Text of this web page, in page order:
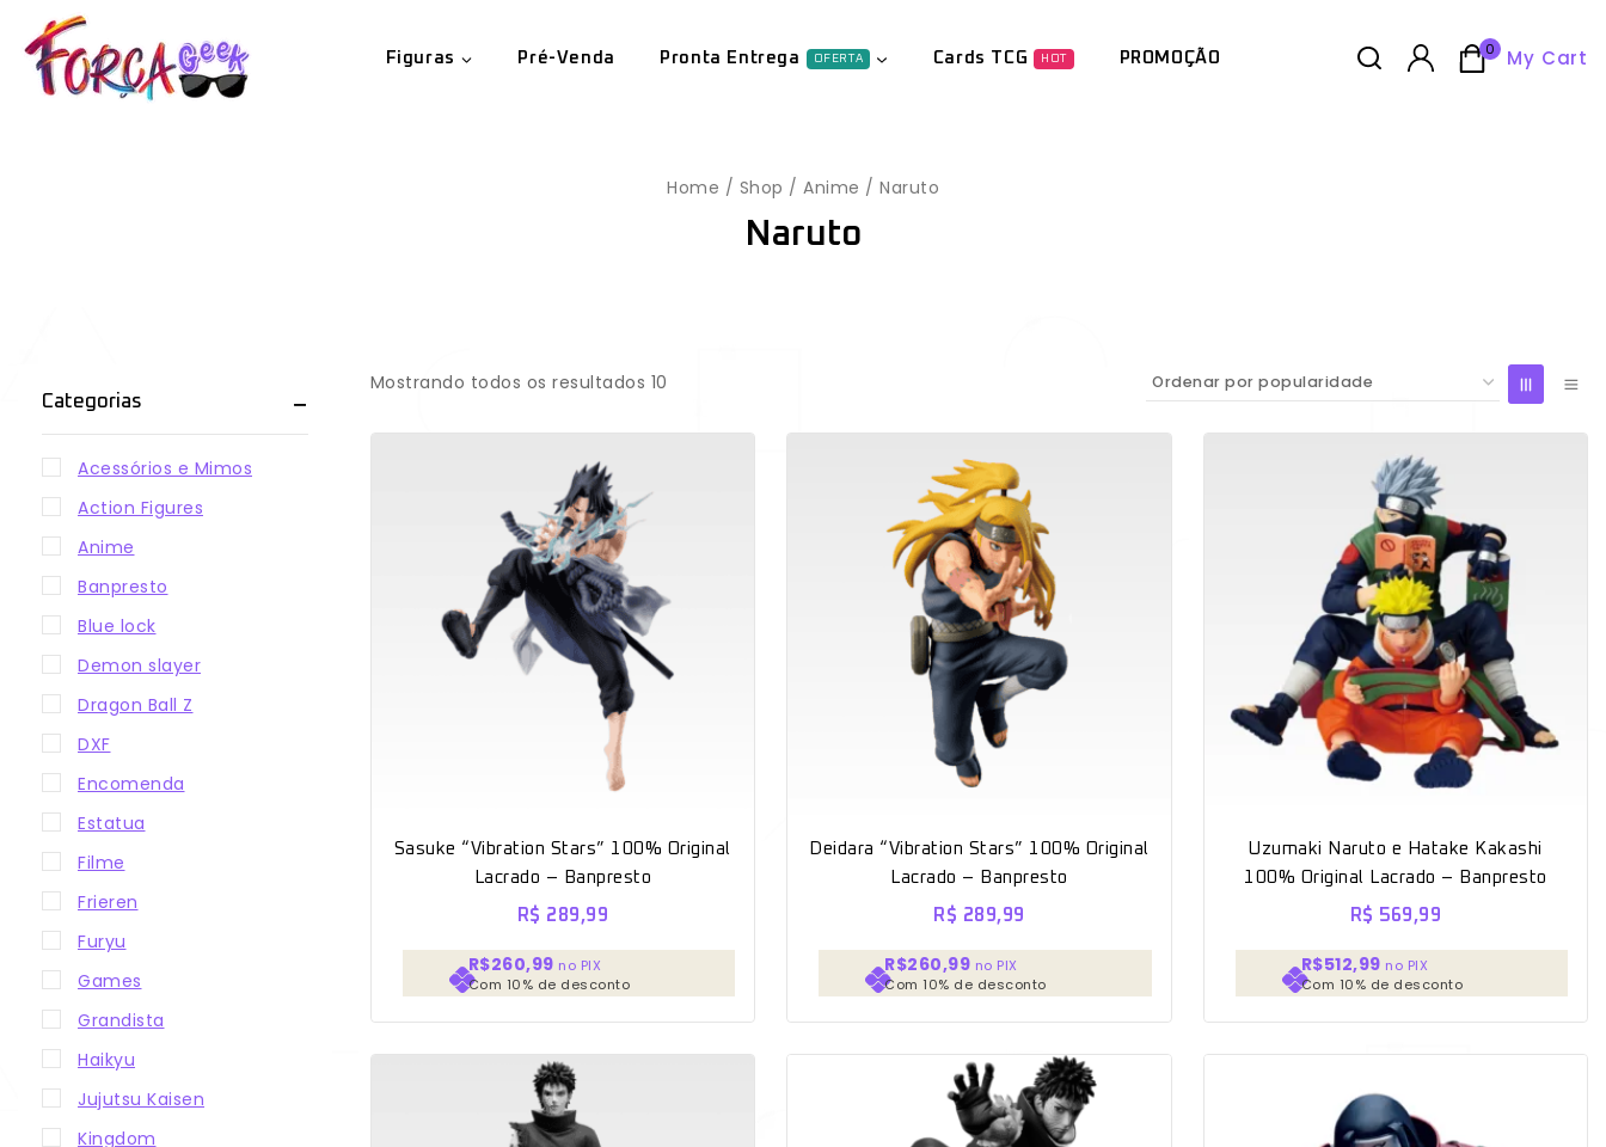
Figuras Pré-Venda Pronta Entrega OFERTA Cards TCG HOT PROMOÇÃO 0 My Cart
Home / Shop / Anime / Naruto
Naruto
Mostrando todos os resultados 10
Sasuke “Vibration Stars” 100% Original
Lacrado – Banpresto
R$ 289,99
R$260,99 no PIX
Com 10% de desconto
Deidara “Vibration Stars” 100% Original
Lacrado – Banpresto
R$ 289,99
R$260,99 no PIX
Com 10% de desconto
Uzumaki Naruto e Hatake Kakashi
100% Original Lacrado – Banpresto
R$ 569,99
R$512,99 no PIX
Com 10% de desconto
Categorias
Acessórios e Mimos
Action Figures
Anime
Banpresto
Blue lock
Demon slayer
Dragon Ball Z
DXF
Encomenda
Estatua
Filme
Frieren
Furyu
Games
Grandista
Haikyu
Jujutsu Kaisen
Kingdom